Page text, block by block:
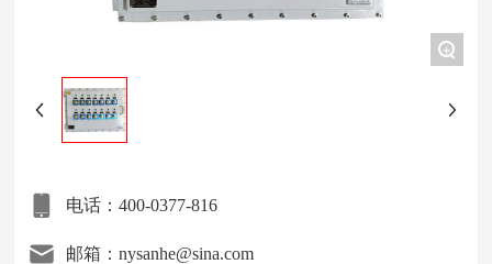
联系我们
+
电话：400-0377-816
邮箱：nysanhe@sina.com